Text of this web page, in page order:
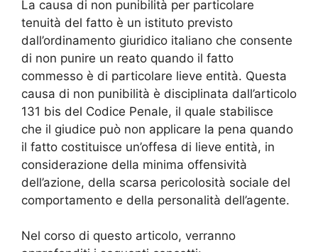
La causa di non punibilità per particolare
tenuità del fatto è un istituto previsto
dall’ordinamento giuridico italiano che consente
di non punire un reato quando il fatto
commesso è di particolare lieve entità. Questa
causa di non punibilità è disciplinata dall’articolo
131 bis del Codice Penale, il quale stabilisce
che il giudice può non applicare la pena quando
il fatto costituisce un’offesa di lieve entità, in
considerazione della minima offensività
dell’azione, della scarsa pericolosità sociale del
comportamento e della personalità dell’agente.
Nel corso di questo articolo, verranno